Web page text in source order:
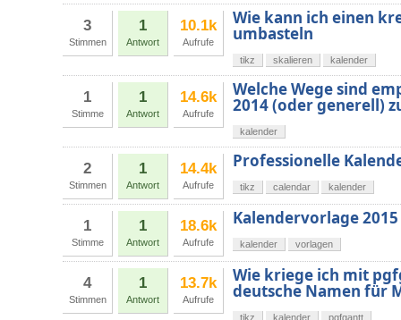
3
Stimmen
1
Antwort
10.1k
Aufrufe
Wie kann ich einen
umbasteln
tikz skalieren kalender
1
Stimme
1
Antwort
14.6k
Aufrufe
Welche Wege sind
2014 (oder generell)
kalender
2
Stimmen
1
Antwort
14.4k
Aufrufe
Professionelle
tikz calendar kalender
1
Stimme
1
Antwort
18.6k
Aufrufe
Kalendervorlage 2015
kalender vorlagen
4
Stimmen
1
Antwort
13.7k
Aufrufe
Wie kriege ich mit
deutsche Namen für
tikz kalender pgfgantt